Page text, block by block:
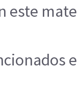
este